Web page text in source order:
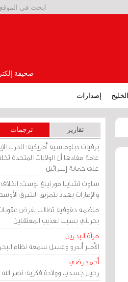
صحيفة
الخليج إصدارات
تقارير ترجمات
برقيات دبلوماسية أمريكية: الحرب
عامة مفادها أن الولايات المتحدة
على حماية إسرائيل
ساوث تشاينا مورنينغ بوست:
والإمارات يهدد بتمزيق الشرق
منظمة حقوقية تطالب بفرض عقوبات
بحريني بسبب تعذيب المعتقلين
مرآة البحرين
الأمير أندرو وغسل سمعة نظام
أحمد رضي
رحيل جسدي، وولادة فكرية: نصر الله